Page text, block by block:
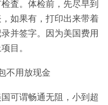
査。体检前，先尽早到
如果有，打印出来带着
并签字。因为美国费用
目。
不用放现金
可谓畅通无阻，小到超